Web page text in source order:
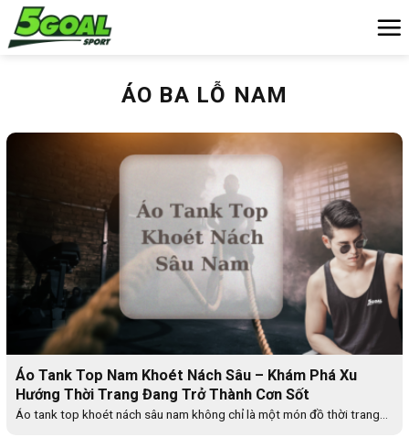
Chuyển
đến
ÁO BA LỖ NAM
Áo Tank Top Nam Khoét Nách Sâu – Khám Phá Xu
Hướng Thời Trang Đang Trở Thành Cơn Sốt
Áo tank top khoét nách sâu nam không chỉ là một món đồ thời trang...